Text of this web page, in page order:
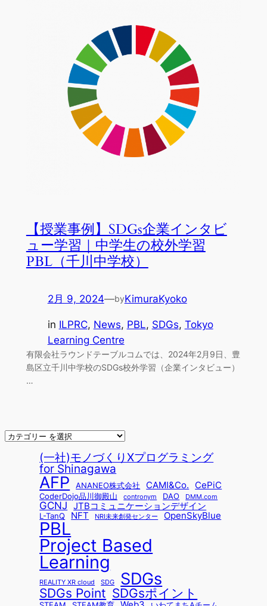
【授業事例】SDGs企業インタビ
ュー学習｜中学生の校外学習
PBL（千川中学校）
2月 9, 2024—byKimuraKyoko
in ILPRC, News, PBL, SDGs, Tokyo
Learning Centre
有限会社ラウンドテーブルコムでは、2024年2月9日、豊
島区立千川中学校のSDGs校外学習（企業インタビュー）
…
(一社)モノづくりXプログラミング
for Shinagawa
AFP ANANEO株式会社 CAMI&Co. CePiC
CoderDojo品川御殿山 contronym DAO DMM.com
GCNJ JTBコミュニケーションデザイン
L-TanQ NFT NRI未来創発センター OpenSkyBlue
PBL
Project Based
Learning
REALITY XR cloud SDG SDGs
SDGs Point SDGsポイント